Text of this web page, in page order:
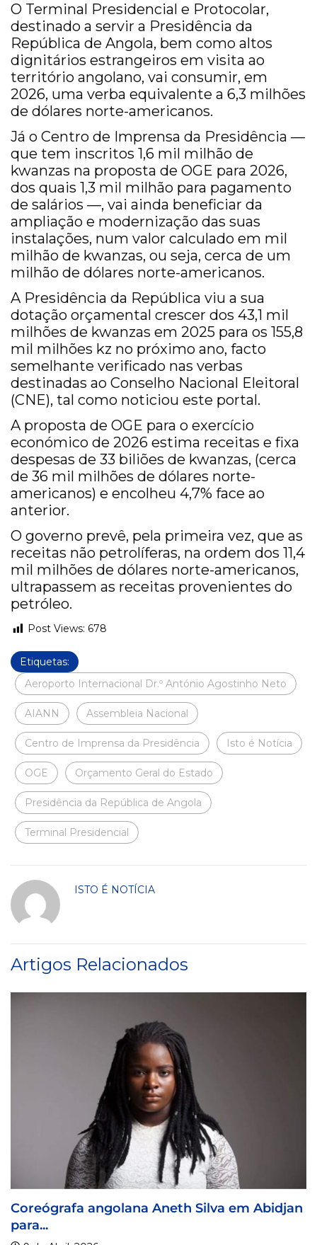
O Terminal Presidencial e Protocolar,
destinado a servir a Presidência da
República de Angola, bem como altos
dignitários estrangeiros em visita ao
território angolano, vai consumir, em
2026, uma verba equivalente a 6,3 milhões
de dólares norte-americanos.
Já o Centro de Imprensa da Presidência —
que tem inscritos 1,6 mil milhão de
kwanzas na proposta de OGE para 2026,
dos quais 1,3 mil milhão para pagamento
de salários —, vai ainda beneficiar da
ampliação e modernização das suas
instalações, num valor calculado em mil
milhão de kwanzas, ou seja, cerca de um
milhão de dólares norte-americanos.
A Presidência da República viu a sua
dotação orçamental crescer dos 43,1 mil
milhões de kwanzas em 2025 para os 155,8
mil milhões kz no próximo ano, facto
semelhante verificado nas verbas
destinadas ao Conselho Nacional Eleitoral
(CNE), tal como noticiou este portal.
A proposta de OGE para o exercício
económico de 2026 estima receitas e fixa
despesas de 33 biliões de kwanzas, (cerca
de 36 mil milhões de dólares norte-
americanos) e encolheu 4,7% face ao
anterior.
O governo prevê, pela primeira vez, que as
receitas não petrolíferas, na ordem dos 11,4
mil milhões de dólares norte-americanos,
ultrapassem as receitas provenientes do
petróleo.
Post Views: 678
Etiquetas:
Aeroporto Internacional Dr.º António Agostinho Neto
AIANN Assembleia Nacional
Centro de Imprensa da Presidência Isto é Notícia
OGE Orçamento Geral do Estado
Presidência da República de Angola
Terminal Presidencial
ISTO É NOTÍCIA
Artigos Relacionados
angolana Aneth Silva em Abidjan